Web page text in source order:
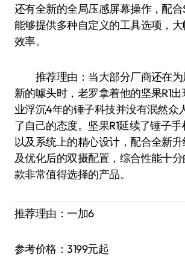
还有全新的全局压感屏幕操作，配合
能够提供多种自定义的工具选项，
效率。
推荐理由：当大部分厂商还在为
新的噱头时，老罗拿着他的坚果R1
业浮沉4年的锤子科技并没有泯然众
了自己的态度。坚果R1延续了锤子
以及系统上的精心设计，配合全新
及优化后的双摄配置，综合性能十
款非常值得选择的产品。
推荐理由：一加6
参考价格：3199元起